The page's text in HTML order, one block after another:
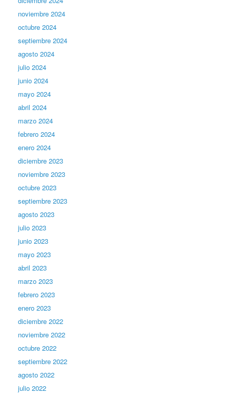
noviembre 2024
octubre 2024
septiembre 2024
agosto 2024
julio 2024
junio 2024
mayo 2024
abril 2024
marzo 2024
febrero 2024
enero 2024
diciembre 2023
noviembre 2023
octubre 2023
septiembre 2023
agosto 2023
julio 2023
junio 2023
mayo 2023
abril 2023
marzo 2023
febrero 2023
enero 2023
diciembre 2022
noviembre 2022
octubre 2022
septiembre 2022
agosto 2022
julio 2022